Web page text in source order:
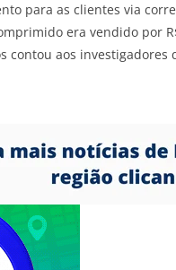
para as clientes via
era vendido por
contou aos